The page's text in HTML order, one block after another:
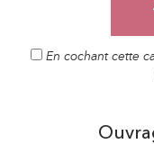
En cochant cette